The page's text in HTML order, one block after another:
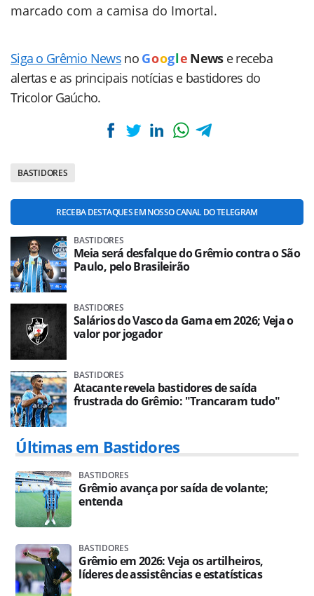
marcado com a camisa do Imortal.
Siga o Grêmio News no Goog le News e receba
alertas e as principais notícias e bastidores do
Tricolor Gaúcho.
BASTIDORES
RECEBA DESTAQUES EM NOSSO CANAL DO TELEGRAM
BASTIDORES
Meia será desfalque do Grêmio contra o São
Paulo, pelo Brasileirão
BASTIDORES
Salários do Vasco da Gama em 2026; Veja o
valor por jogador
BASTIDORES
Atacante revela bastidores de saída
frustrada do Grêmio: "Trancaram tudo"
Últimas em Bastidores
BASTIDORES
Grêmio avança por saída de volante;
entenda
BASTIDORES
Grêmio em 2026: Veja os artilheiros,
líderes de assistências e estatísticas